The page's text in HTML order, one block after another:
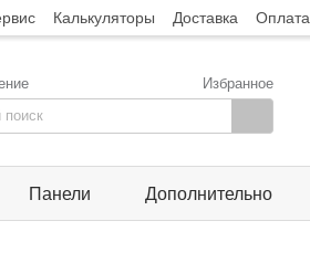
Калькуляторы Доставка Оплата
Избранное
Панели Дополнительно